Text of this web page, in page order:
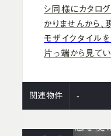
シ同様にカタロ
かりませんから
モザイクタイル
片っ端から見て
関連物件 -